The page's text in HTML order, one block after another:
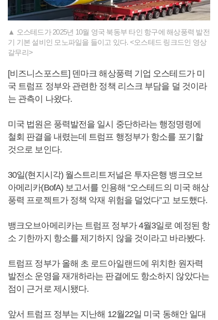
▲ 오스테드가 2025년 10월 영국 북동부 타인 항구에 해상풍력 발전
기 기본 설비인 모노파일을 들이고 있다. <오스테드 링크드인 영상
갈무리>
[비즈니스포스트] 덴마크 해상풍력 기업 오스테드가 미
국 트럼프 정부와 관련한 정책 리스크 부담을 덜 것이라
는 관측이 나왔다.
미국 법원은 풍력발전을 일시 중단하라는 행정명령에
철회 판결을 내렸는데 트럼프 행정부가 항소를 포기할
것으로 보인다.
30일(현지시각) 월스트리트저널은 투자은행 뱅크오브
아메리카(BofA) 보고서를 인용해 “오스테드의 미국 해상
풍력 프로젝트가 정책 악재 위험을 덜었다”고 보도했다.
뱅크오브아메리카는 트럼프 정부가 4월3일로 예정된 항
소 기한까지 항소를 제기하지 않을 것이라고 바라봤다.
트럼프 정부가 올해 초 로드아일랜드에 위치한 원자력
발전소 운영을 재개하라는 판결에도 항소하지 않았다는
점이 근거로 제시됐다.
앞서 트럼프 정부는 지난해 12월22일 미국 동해안 일대